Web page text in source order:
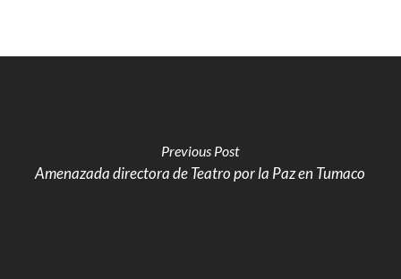
Previous Post
Amenazada directora de Teatro por la Paz en Tumaco